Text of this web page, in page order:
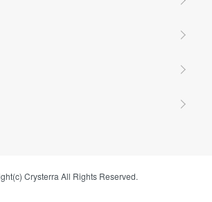
Crysterra All Rights Reserved.